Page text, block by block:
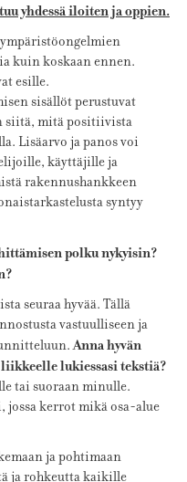
yhdessä iloiten ja oppien.
kuin koskaan ennen.
esille.
sisällöt perustuvat
siitä, mitä positiivista
Lisäarvo ja panos voi
käyttäjille ja
rakennushankkeen
syntyy
polku nykyisin?
seuraa hyvää. Tällä
vastuulliseen ja
Anna hyvän
lukiessasi tekstiä?
tai suoraan minulle.
jossa kerrot mikä osa-alue
ja pohtimaan
ja rohkeutta kaikille